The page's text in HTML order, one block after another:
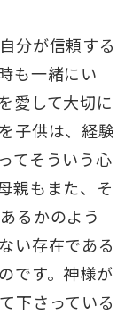
分が信頼する
も一緒にい
愛して大切に
子供は、経験
てそういう心
親もまた、そ
るかのよう
い存在である
です。神様が
下さっている